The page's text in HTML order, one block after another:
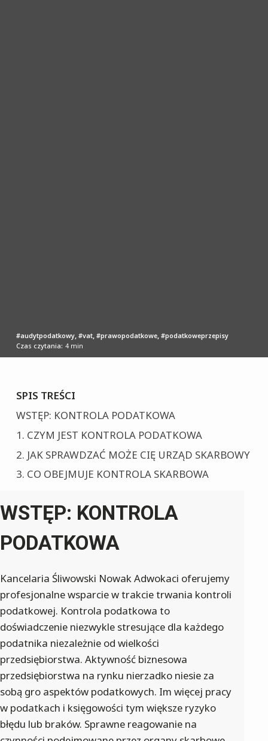
audytpodatkowy, vat, prawopodatkowe,
podatkoweprzepisy
Czas czytania: 4min
WSTĘP: KONTROLA PODATKOWA
CZYM JEST KONTROLA PODATKOWA
JAK SPRAWDZAĆ MOŻE CIĘ URZĄD SKARBOWY
CO OBEJMUJE KONTROLA SKARBOWA
WSTĘP: KONTROLA
PODATKOWA
Kancelaria Śliwowski Nowak Adwokaci oferujemy
profesjonalne wsparcie w trakcie trwania kontroli
podatkowej. Kontrola podatkowa to
doświadczenie niezwykle stresujące dla każdego
podatnika niezależnie od wielkości
przedsiębiorstwa. Aktywność biznesowa
przedsiębiorstwa na rynku nierzadko niesie za
sobą gro aspektów podatkowych. Im więcej pracy
w podatkach i księgowości tym większe ryzyko
błędu lub braków. Sprawne reagowanie na